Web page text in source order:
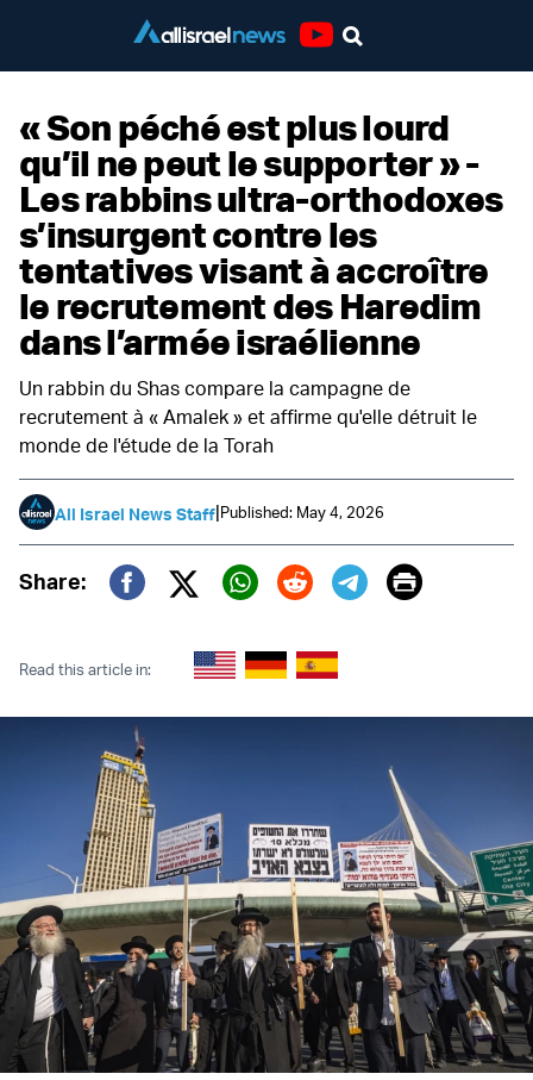
« Son péché est plus lourd
qu’il ne peut le supporter » -
Les rabbins ultra-orthodoxes
s’insurgent contre les
tentatives visant à accroître
le recrutement des Haredim
dans l’armée israélienne
Un rabbin du Shas compare la campagne de
recrutement à « Amalek » et affirme qu'elle détruit le
monde de l'étude de la Torah
All Israel News Staff|Published: May 4, 2026
Share:
Twitter (X)
Print
Read this article in: